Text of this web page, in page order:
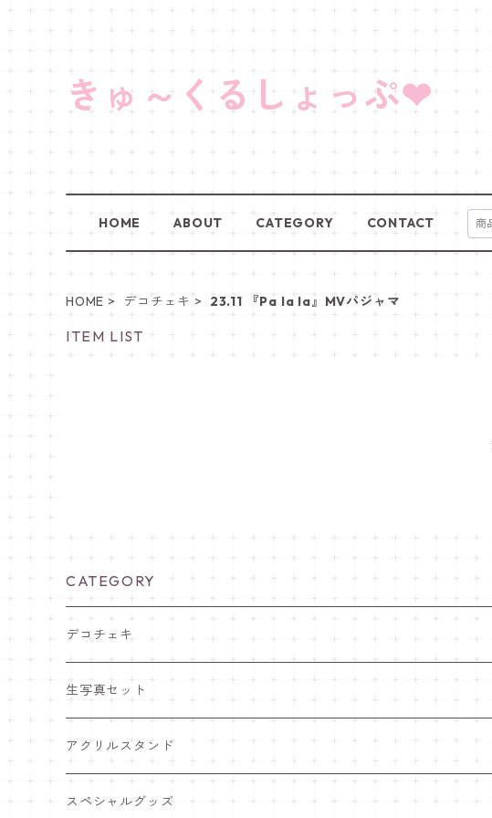
きゅ～くるしょっぷ❤
HOME ABOUT CATEGORY CONTACT
HOME デコチェキ 23.11 『Pa la la』MVパジャマ
ITEM LIST
CATEGORY
デコチェキ
25夏 衣装
25.5 セーラー服
25.4 きゅ～くま
生写真セット
25夏 衣装
25.5 セーラー服
アクリルスタンド
25.5 セーラー服
スペシャルグッズ